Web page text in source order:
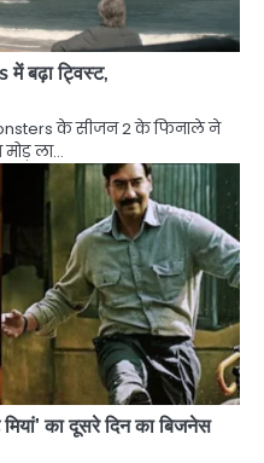
बढ़ा ट्विस्ट,
के सीजन 2 के फिनाले ने
ला…
का दूसरे दिन का बिजनेस